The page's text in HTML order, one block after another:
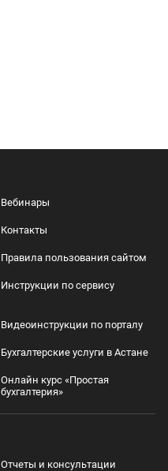
Вебинары
Контакты
Правила пользования сайтом
Инструкции по сервису
Видеоинструкции по порталу
Бухгалтерские услуги в Астане
Онлайн курс «Простая
бухгалтерия»
Отчеты и консультации